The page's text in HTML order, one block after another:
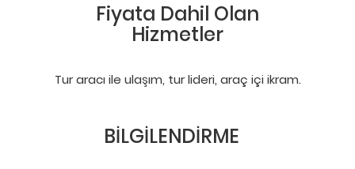
Fiyata Dahil Olan
Hizmetler
Tur aracı ile ulaşım, tur lideri, araç içi ikram.
BİLGİLENDİRME